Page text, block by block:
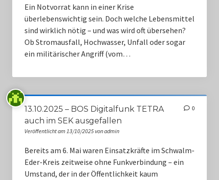
Ein Notvorrat kann in einer Krise
überlebenswichtig sein. Doch welche Lebensmittel
sind wirklich nötig – und was wird oft übersehen?
Ob Stromausfall, Hochwasser, Unfall oder sogar
ein militärischer Angriff (vom…
13.10.2025 – BOS Digitalfunk TETRA
auch im SEK ausgefallen
Veröffentlicht am 13/10/2025 von admin
0
Bereits am 6. Mai waren Einsatzkräfte im Schwalm-
Eder-Kreis zeitweise ohne Funkverbindung – ein
Umstand, der in der Öffentlichkeit kaum